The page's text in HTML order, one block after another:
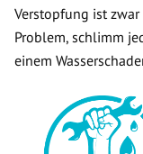
Verstopfung ist
Problem, schlimm
einem